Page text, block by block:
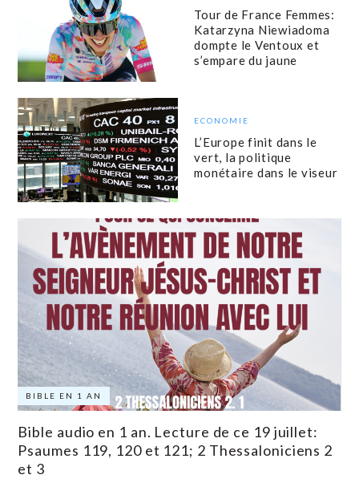
Tour de France Femmes:
Katarzyna Niewiadoma
dompte le Ventoux et
s’empare du jaune
ECONOMIE
L’Europe finit dans le
vert, la politique
monétaire dans le viseur
BIBLE EN 1 AN
Bible audio en 1 an. Lecture de ce 19 juillet:
Psaumes 119, 120 et 121; 2 Thessaloniciens 2
et 3